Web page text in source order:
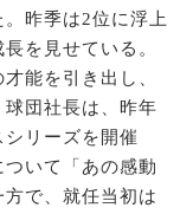
昨季は2位に浮上
を見せている。
能を引き出し、
団社長は、昨年
リーズを開催
いて「あの感動
で、就任当初は